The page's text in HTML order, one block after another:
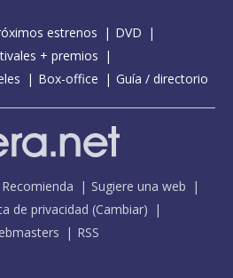
estrenos
DVD
+ premios
Box-office Guía / directorio
Recomienda
Sugiere una web
de privacidad (Cambiar)
RSS